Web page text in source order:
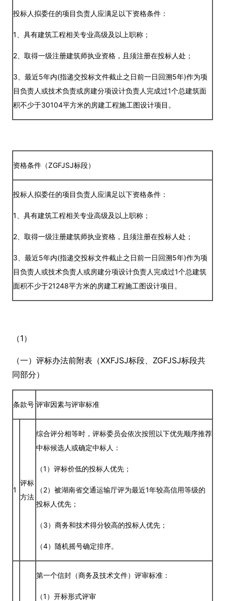
投标人拟委任的项目负责人应满足以下资格条件：
1、具有建筑工程相关专业高级及以上职称；
2、取得一级注册建筑师执业资格，且须注册在投标人处；
3、最近5年内(指递交投标文件截止之日前一日回溯5年)作为项
目负责人或技术负责或房建分项设计负责人完成过1个总建筑面
积不少于30104平方米的房建工程施工图设计项目。
资格条件（ZGFJSJ标段）
投标人拟委任的项目负责人应满足以下资格条件：
1、具有建筑工程相关专业高级及以上职称；
2、取得一级注册建筑师执业资格，且须注册在投标人处；
3、最近5年内(指递交投标文件截止之日前一日回溯5年)作为项
目负责人或技术负责人或房建分项设计负责人完成过1个总建筑
面积不少于21248平方米的房建工程施工图设计项目。
（1）
（一）评标办法前附表（XXFJSJ标段、ZGFJSJ标段共
同部分）
条款号 评审因素与评审标准
1
评标
方法
综合评分相等时，评标委员会依次按照以下优先顺序推荐
中标候选人或确定中标人：
（1）评标价低的投标人优先；
（2）被湖南省交通运输厅评为最近1年较高信用等级的
投标人优先；
（3）商务和技术得分较高的投标人优先；
（4）随机摇号确定排序。
第一个信封（商务及技术文件）评审标准：
（1）开标形式评审